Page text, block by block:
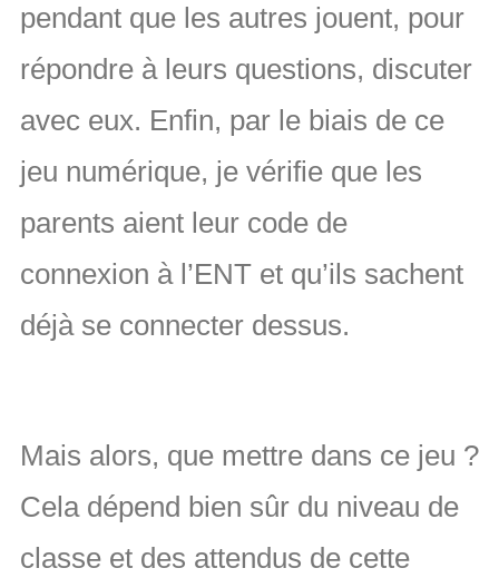
pendant que les autres jouent, pour
répondre à leurs questions, discuter
avec eux. Enfin, par le biais de ce
jeu numérique, je vérifie que les
parents aient leur code de
connexion à l’ENT et qu’ils sachent
déjà se connecter dessus.
Mais alors, que mettre dans ce jeu ?
Cela dépend bien sûr du niveau de
classe et des attendus de cette